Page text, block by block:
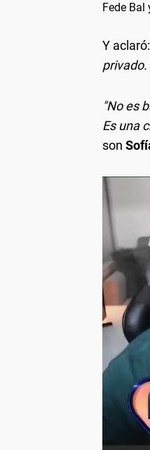
Fede Bal
Y aclaró:
"No es
Es una
son